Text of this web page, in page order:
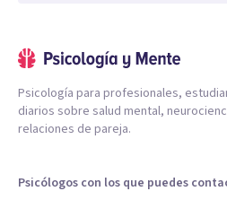
Psicología para profesionales,
diarios sobre salud mental,
relaciones de pareja.
Psicólogos con los que puedes